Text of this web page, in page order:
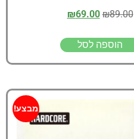
₪89.00
₪69.00
הוספה לסל
מבצע!